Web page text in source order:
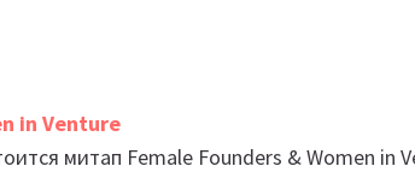
in Venture
митап Female Founders & Women in